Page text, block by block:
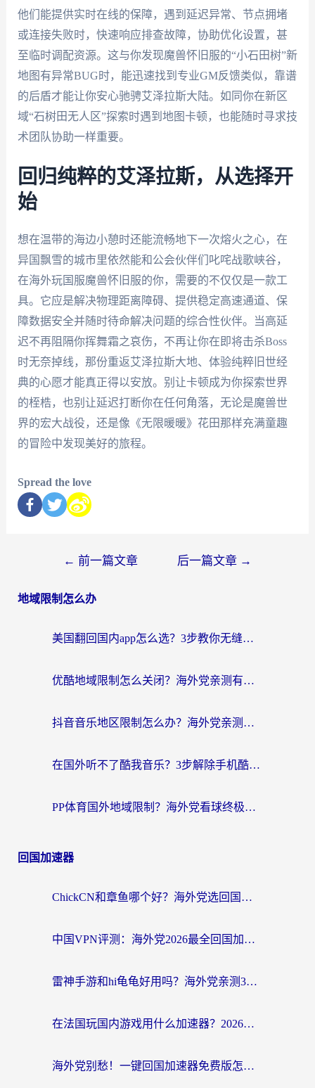
他们能提供实时在线的保障，遇到延迟异常、节点拥堵
或连接失败时，快速响应排查故障，协助优化设置，甚
至临时调配资源。这与你发现魔兽怀旧服的“小石田树”新
地图有异常BUG时，能迅速找到专业GM反馈类似，靠谱
的后盾才能让你安心驰骋艾泽拉斯大陆。如同你在新区
域“石树田无人区”探索时遇到地图卡顿，也能随时寻求技
术团队协助一样重要。
回归纯粹的艾泽拉斯，从选择开
始
想在温带的海边小憩时还能流畅地下一次熔火之心，在
异国飘雪的城市里依然能和公会伙伴们叱咤战歌峡谷，
在海外玩国服魔兽怀旧服的你，需要的不仅仅是一款工
具。它应是解决物理距离障碍、提供稳定高速通道、保
障数据安全并随时待命解决问题的综合性伙伴。当高延
迟不再阻隔你挥舞霜之哀伤，不再让你在即将击杀Boss
时无奈掉线，那份重返艾泽拉斯大地、体验纯粹旧世经
典的心愿才能真正得以安放。别让卡顿成为你探索世界
的桎梏，也别让延迟打断你在任何角落，无论是魔兽世
界的宏大战役，还是像《无限暖暖》花田那样充满童趣
的冒险中发现美好的旅程。
Spread the love
← 前一篇文章 后一篇文章 →
地域限制怎么办
美国翻回国内app怎么选？3步教你无缝刷剧、登12123、访问国内网站
优酷地域限制怎么关闭？海外党亲测有效的追剧加速器选择指南
抖音音乐地区限制怎么办？海外党亲测有效的听歌自由指南
在国外听不了酷我音乐？3步解除手机酷我音乐海外限制，附实测好用加速器
PP体育国外地域限制？海外党看球终极方案：从欧洲杯到奥运会，中文解说不卡顿！
回国加速器
ChickCN和章鱼哪个好？海外党选回国加速器的3个关键维度 + 实用避坑指南
中国VPN评测：海外党2026最全回国加速器选择指南，告别地区限制不踩坑
雷神手游和hi龟龟好用吗？海外党亲测3款回国加速器，教你选对国外到国内加速器
在法国玩国内游戏用什么加速器？2026实测解决延迟卡顿的实用指南
海外党别愁！一键回国加速器免费版怎么选？从踩坑到流畅访问的全攻略